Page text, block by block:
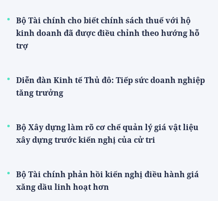
Bộ Tài chính cho biết chính sách thuế với hộ
kinh doanh đã được điều chỉnh theo hướng hỗ
trợ
Diễn đàn Kinh tế Thủ đô: Tiếp sức doanh nghiệp
tăng trưởng
Bộ Xây dựng làm rõ cơ chế quản lý giá vật liệu
xây dựng trước kiến nghị của cử tri
Bộ Tài chính phản hồi kiến nghị điều hành giá
xăng dầu linh hoạt hơn